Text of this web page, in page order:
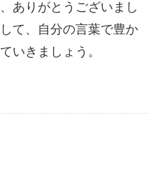
ありがとうございまし
て、自分の言葉で豊か
いきましょう。